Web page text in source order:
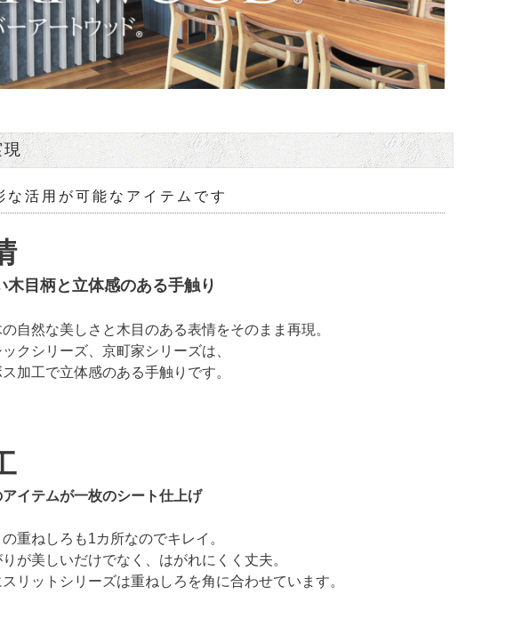
現
活用が可能なアイテムです
木目柄と立体感のある手触り
自然な美しさと木目のある表情をそのまま再現。
クシリーズ、京町家シリーズは、
加工で立体感のある手触りです。
イテムが一枚のシート仕上げ
重ねしろも1カ所なのでキレイ。
が美しいだけでなく、はがれにくく丈夫。
スリットシリーズは重ねしろを角に合わせています。